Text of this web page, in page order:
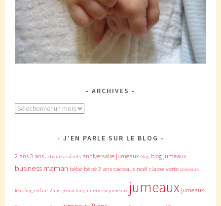
ARCHIVES
Archives
J’EN PARLE SUR LE BLOG
2 ans3 ans activités enfants anniversaire jumeaux blog blog jumeaux
business maman bébé bébé 2 anscadeaux noëlclasse verte concours
leapfrog enfant 2 ans géocaching interview jumeaux jumeaux jumeaux